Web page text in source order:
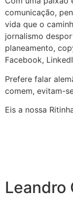
comunicação,
vida que o
jornalismo
planeamento,
Facebook,
Prefere falar
comem, evitam-
Eis a nossa
Leandro